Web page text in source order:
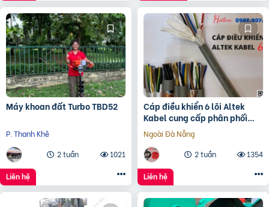
Máy khoan đất Turbo TBD52
P. Thanh Khê
2 tuần
1021
Liên hệ
Cáp điều khiển 6 lõi Altek
Kabel cung cấp phân phối
độc quyền
Ngoài Đà Nẵng
2 tuần
1354
Liên hệ